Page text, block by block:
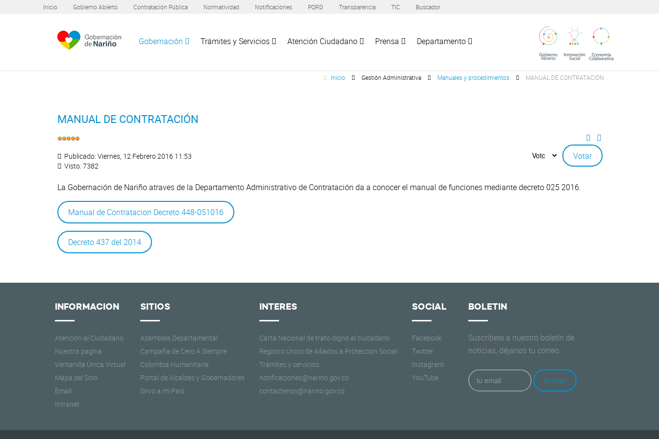
Inicio Gobierno Abierto Contratación Pública Normatividad Notificaciones PQRD Transparencia TIC Buscador
Gobernación Trámites y Servicios Atención Ciudadano Prensa Departamento
Inicio Gestión Administrativa Manuales y procedimientos MANUAL DE CONTRATACIÓN
MANUAL DE CONTRATACIÓN
Publicado: Viernes, 12 Febrero 2016 11:53
Visto: 7382
La Gobernación de Nariño atraves de la Departamento Administrativo de Contratación da a conocer el manual de funciones mediante decreto 025 2016.
Manual de Contratacion Decreto 448-051016
Decreto 437 del 2014
INFORMACION
Atención al Ciudadano
Nuestra pagina
Ventanilla Única Virtual
Mapa del Sitio
Email
Intranet
SITIOS
Asamblea Departamental
Campaña de Cero A Siempre
Colombia Humanitaria
Portal de Alcaldes y Gobernadores
Sirvo a mi País
INTERES
Carta Nacional de trato digno al ciudadano
Registro Único de Ailiados a Protección Social
Trámites y servicios
notificaciones@narino.gov.co
contactenos@narino.gov.co
SOCIAL
Facebook
Twitter
Instagram
YouTube
BOLETIN
Suscribete a nuestro boletín de
noticias, déjanos tu correo.